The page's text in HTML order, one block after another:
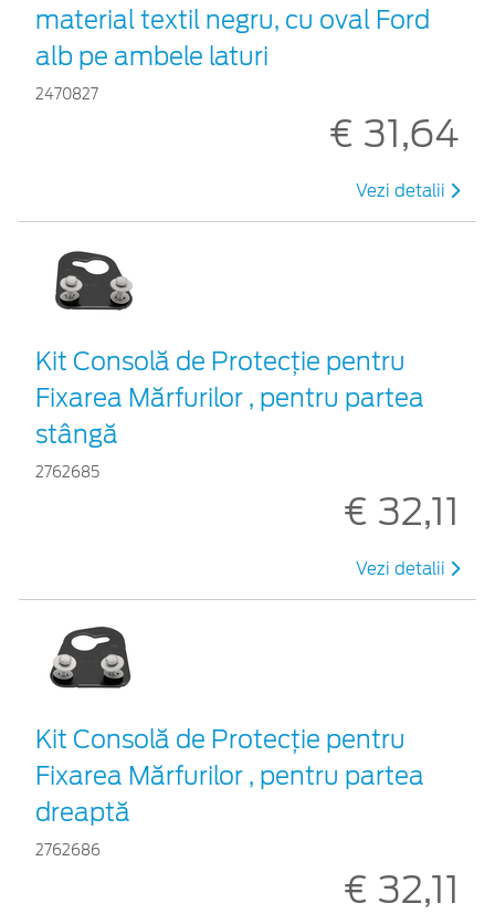
material textil negru, cu oval Ford
alb pe ambele laturi
2470827
€ 31,64
Vezi detalii
Kit Consolă de Protecție pentru
Fixarea Mărfurilor , pentru partea
stângă
2762685
€ 32,11
Vezi detalii
Kit Consolă de Protecție pentru
Fixarea Mărfurilor , pentru partea
dreaptă
2762686
€ 32,11